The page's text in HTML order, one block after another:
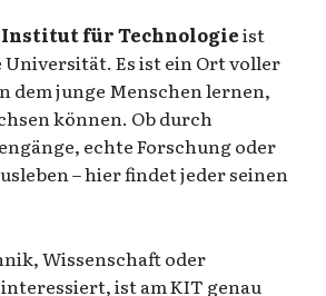
für Technologieist
Universität. Es ist ein Ort voller
dem junge Menschen lernen,
können. Ob durch
echte Forschung oder
– hier findet jeder seinen
Wissenschaft oder
ist am KIT genau